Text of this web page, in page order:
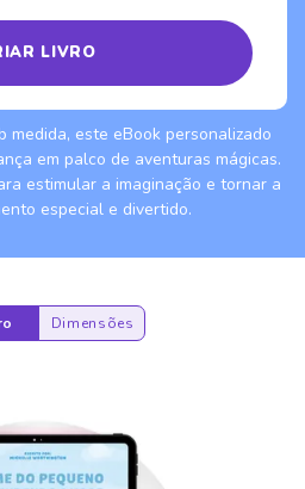
LIVRO
medida, este eBook personalizado
em palco de aventuras mágicas.
estimular a imaginação e tornar a
especial e divertido.
Dimensões